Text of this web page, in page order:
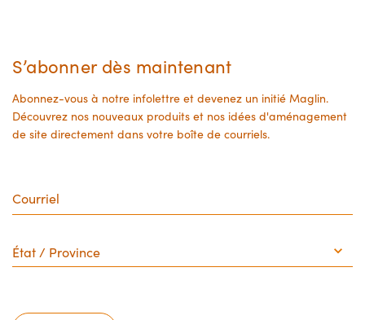
S’abonner dès maintenant
Abonnez-vous à notre infolettre et devenez un initié Maglin.
Découvrez nos nouveaux produits et nos idées d'aménagement
de site directement dans votre boîte de courriels.
/
Province